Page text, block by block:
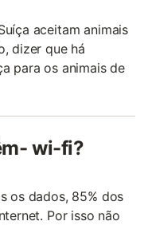
aceitam animais
dizer que há
para os animais de
wi-fi?
os dados, 85% dos
Por isso não